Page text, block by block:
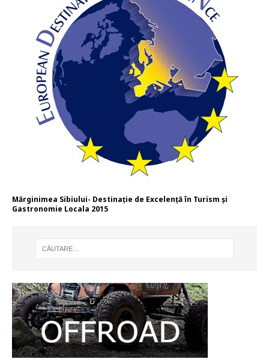
Mărginimea Sibiului- Destinație de Excelență în Turism și
Gastronomie Locala 2015